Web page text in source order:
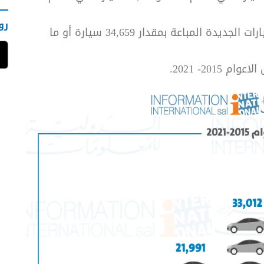
ففي خلال الأعوام 2015- 2021 تراجع عدد السيارات الجديدة المباعة بمقدار 34,659 سيارة أو ما
2021.